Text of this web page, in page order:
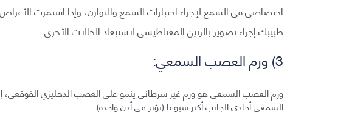
اختصاصي في السمع لإجراء اختبارات السمع والتوازن، وإذا استمرت
طبيبك إجراء تصوير بالرنين المغناطيسي لاستبعاد الحالات الأخرى.
3) ورم العصب السمعي:
ورم العصب السمعي هو ورم غير سرطاني ينمو على العصب الدهليزي القوقعي،
السمعي أحادي الجانب أكثر شيوعًا (تؤثر في أذن واحدة).